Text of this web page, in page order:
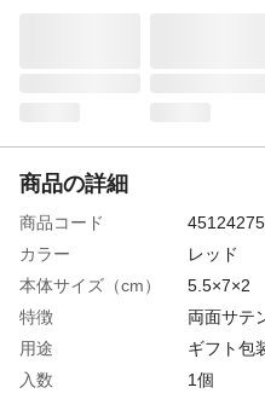
商品の詳細
商品コード
カラー
レッド
本体サイズ（cm）
5.5×7×2
特徴
両面サテ
用途
ギフト包
入数
1個